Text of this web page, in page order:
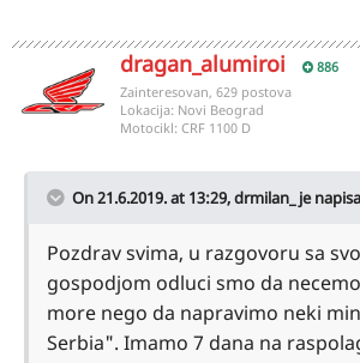
dragan_alumiroi 886
Zainteresovan, 629 postova
Lokacija: Novi Beograd
Motocikl: CRF 1100 D
On 21.6.2019. at 13:29,drmilan_ je
Pozdrav svima, u razgovoru sa
gospodjom odluci smo da
more nego da napravimo neki
Serbia". Imamo 7 dana na